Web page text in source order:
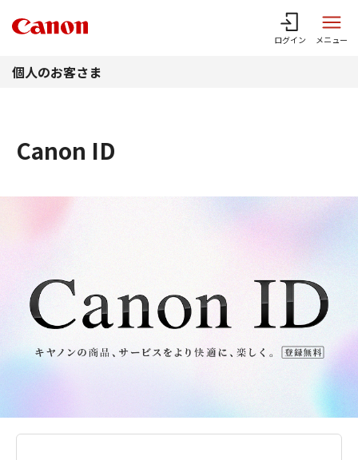
ログイン メニュー
個人のお客さま
Canon ID